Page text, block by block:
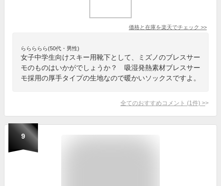
価格と在庫を楽天でチェック >>
ららららら(50代・男性)
女子中学生向けスキー用靴下として、ミズノのブレスサー
モのものはいかがでしょうか？ 吸湿発熱素材ブレスサー
モ採用の厚手タイプの生地なので暖かいソックスですよ。
全てのおすすめコメント (1 件) >
9